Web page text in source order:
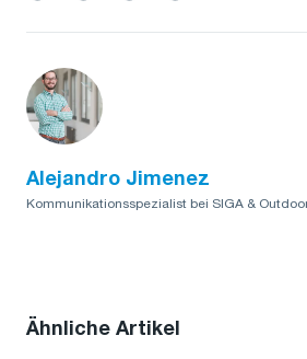
Alejandro Jimenez
Kommunikationsspezialist bei SIGA &
Ähnliche Artikel